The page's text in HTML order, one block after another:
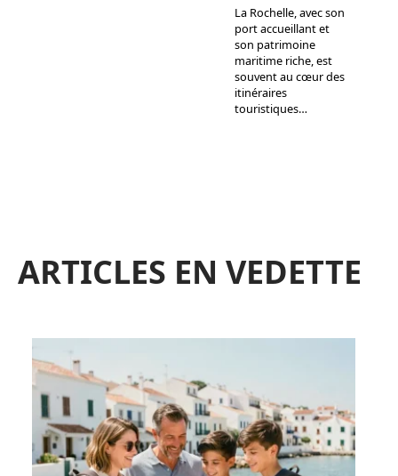
La Rochelle, avec son
port accueillant et
son patrimoine
maritime riche, est
souvent au cœur des
itinéraires
touristiques…
ARTICLES EN VEDETTE